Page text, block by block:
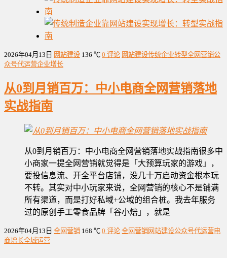
2026年04月13日 网站建设 136 ℃ 0 评论 网站建设传统企业转型全网营销公
众号代运营企业增长
从0到月销百万：中小电商全网营销落地
实战指南
从0到月销百万：中小电商全网营销落地实战指南很多中
小商家一提全网营销就觉得是「大预算玩家的游戏」，
要投信息流、开全平台店铺，没几十万启动资金根本玩
不转。其实对中小玩家来说，全网营销的核心不是铺满
所有渠道，而是打好私域+公域的组合桩。我去年服务
过的原创手工零食品牌「谷小焙」，就是
2026年04月13日 全网营销 168 ℃ 0 评论 全网营销网站建设公众号代运营电
商增长全域运营